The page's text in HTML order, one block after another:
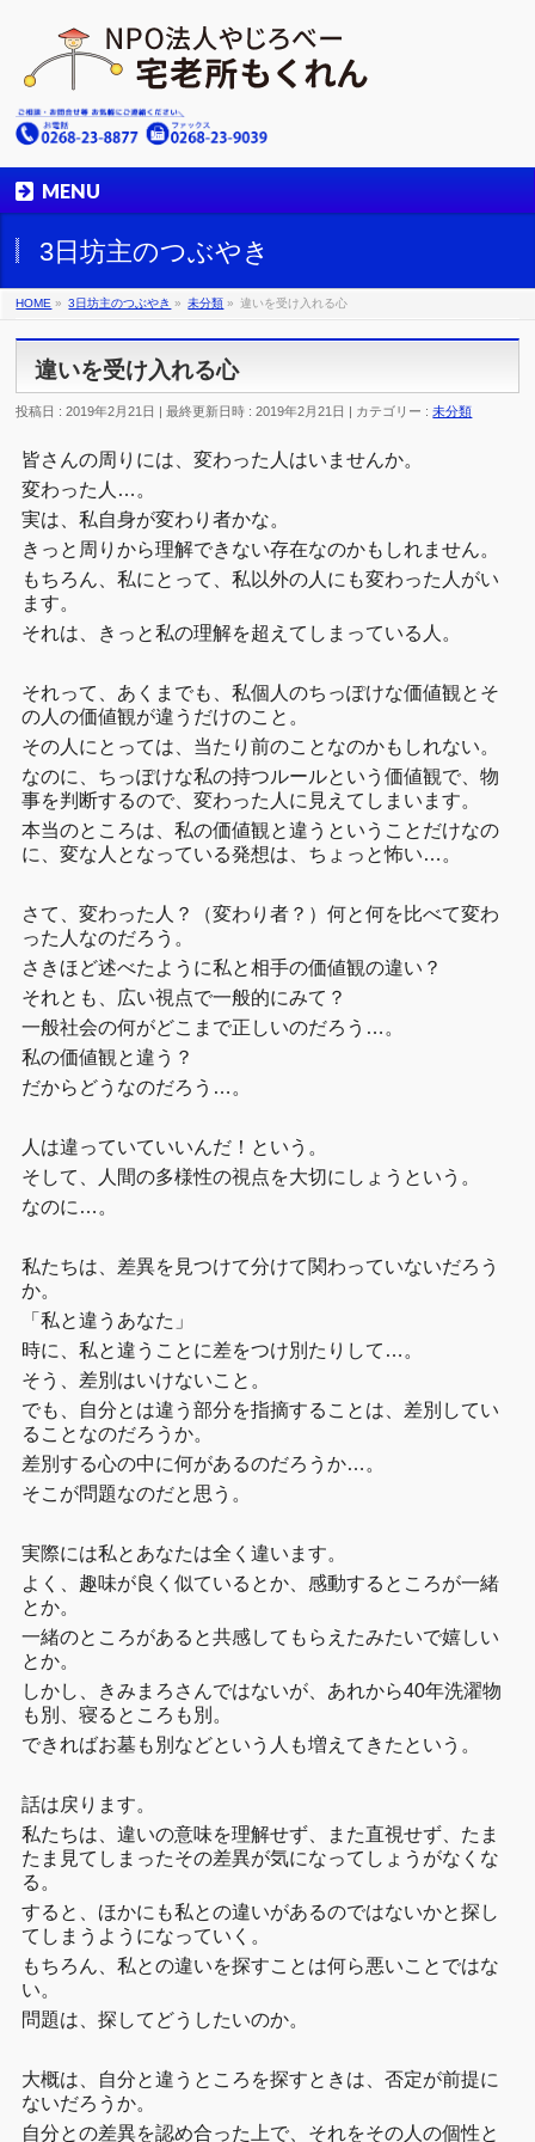
MENU
3日坊主のつぶやき
HOME » 3日坊主のつぶやき » 未分類 » 違いを受け入れる心
違いを受け入れる心
投稿日 : 2019年2月21日 最終更新日時 : 2019年2月21日 カテゴリー :未分類
皆さんの周りには、変わった人はいませんか。
変わった人…。
実は、私自身が変わり者かな。
きっと周りから理解できない存在なのかもしれません。
もちろん、私にとって、私以外の人にも変わった人がい
ます。
それは、きっと私の理解を超えてしまっている人。
それって、あくまでも、私個人のちっぽけな価値観とそ
の人の価値観が違うだけのこと。
その人にとっては、当たり前のことなのかもしれない。
なのに、ちっぽけな私の持つルールという価値観で、物
事を判断するので、変わった人に見えてしまいます。
本当のところは、私の価値観と違うということだけなの
に、変な人となっている発想は、ちょっと怖い…。
さて、変わった人？（変わり者？）何と何を比べて変わ
った人なのだろう。
さきほど述べたように私と相手の価値観の違い？
それとも、広い視点で一般的にみて？
一般社会の何がどこまで正しいのだろう…。
私の価値観と違う？
だからどうなのだろう…。
人は違っていていいんだ！という。
そして、人間の多様性の視点を大切にしょうという。
なのに…。
私たちは、差異を見つけて分けて関わっていないだろう
か。
「私と違うあなた」
時に、私と違うことに差をつけ別たりして…。
そう、差別はいけないこと。
でも、自分とは違う部分を指摘することは、差別してい
ることなのだろうか。
差別する心の中に何があるのだろうか…。
そこが問題なのだと思う。
実際には私とあなたは全く違います。
よく、趣味が良く似ているとか、感動するところが一緒
とか。
一緒のところがあると共感してもらえたみたいで嬉しい
とか。
しかし、きみまろさんではないが、あれから40年洗濯物
も別、寝るところも別。
できればお墓も別などという人も増えてきたという。
話は戻ります。
私たちは、違いの意味を理解せず、また直視せず、たま
たま見てしまったその差異が気になってしょうがなくな
る。
すると、ほかにも私との違いがあるのではないかと探し
てしまうようになっていく。
もちろん、私との違いを探すことは何ら悪いことではな
い。
問題は、探してどうしたいのか。
大概は、自分と違うところを探すときは、否定が前提に
ないだろうか。
自分との差異を認め合った上で、それをその人の個性と